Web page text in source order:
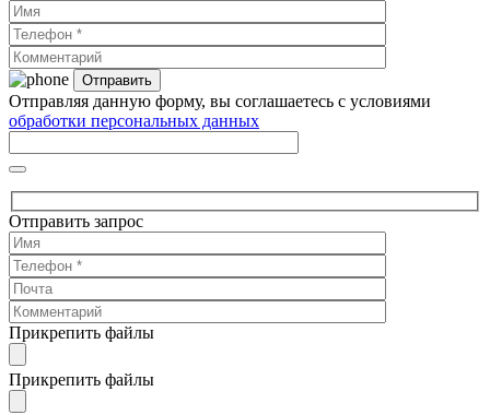
Отправляя данную форму, вы соглашаетесь с условиями
обработки персональных данных
Отправить запрос
Прикрепить файлы
Прикрепить файлы